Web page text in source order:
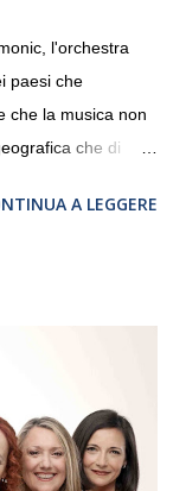
l'orchestra
paesi che
che la musica non
che di
e toccherà, in
per il secondo anno
di applaudire i
per la quarta
A LEGGERE